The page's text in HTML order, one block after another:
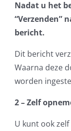
Nadat u het
“Verzenden”
bericht.
Dit bericht
Waarna deze
worden
2 – Zelf
U kunt ook